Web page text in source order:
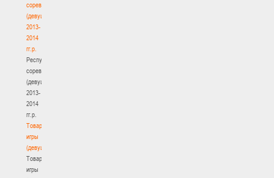
соревнования
(девушки)
2013-
2014
гг.р.
Республиканские
соревнования
(девушки)
2013-
2014
гг.р.
Товарищеские
игры
(девушки)
Товарищеские
игры